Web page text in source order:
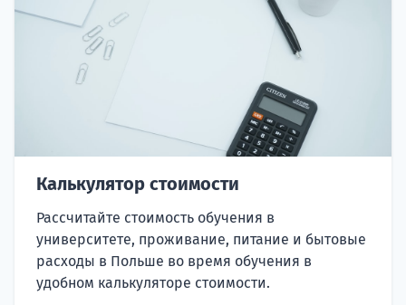
Калькулятор стоимости
Рассчитайте стоимость обучения в
университете, проживание, питание и бытовые
расходы в Польше во время обучения в
удобном калькуляторе стоимости.